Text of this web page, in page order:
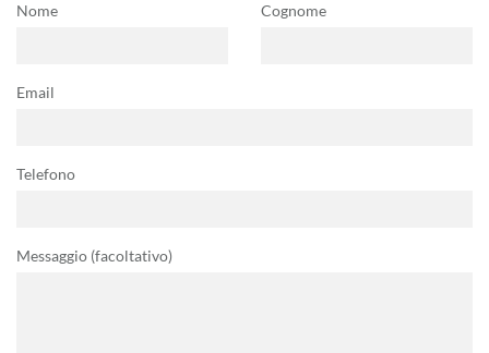
Nome Cognome
Email
Telefono
Messaggio (facoltativo)